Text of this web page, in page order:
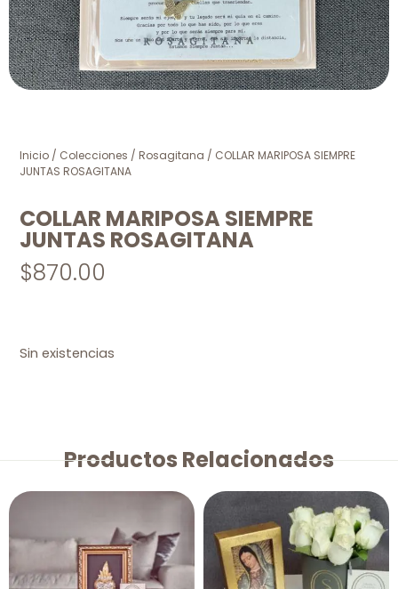
Inicio / Colecciones /Rosagitana / COLLAR MARIPOSA SIEMPRE
JUNTAS ROSAGITANA
COLLAR MARIPOSA SIEMPRE
JUNTAS ROSAGITANA
$870.00
Sin existencias
Productos Relacionados